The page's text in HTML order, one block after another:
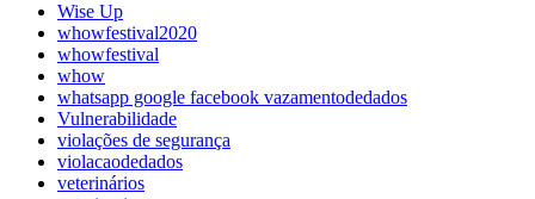
Wise Up
whowfestival2020
whowfestival
whow
whatsapp google facebook vazamentodedados
Vulnerabilidade
violações de segurança
violacaodedados
veterinários